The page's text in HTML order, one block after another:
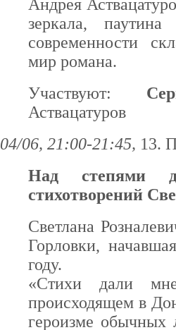
Андрея
зеркала,
современности
мир романа.
Участвуют:
Аствацатуров
04/06, 21:00-21:45, 13.
Над степями
стихотворений
Светлана
Горловки,
году.
«Стихи дали
происходящем в
героизме обычных